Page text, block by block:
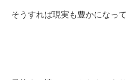
そうすれば現実も豊かになって